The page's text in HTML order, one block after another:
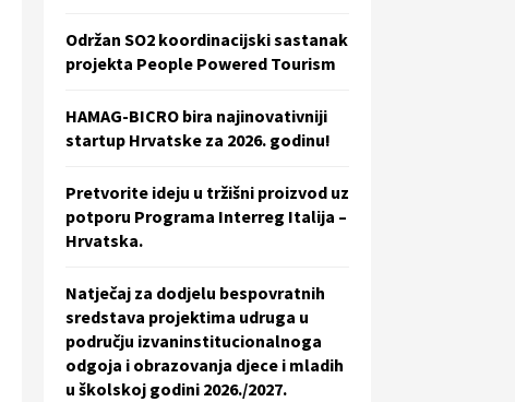
Održan SO2 koordinacijski sastanak
projekta People Powered Tourism
HAMAG-BICRO bira najinovativniji
startup Hrvatske za 2026. godinu!
Pretvorite ideju u tržišni proizvod uz
potporu Programa Interreg Italija –
Hrvatska.
Natječaj za dodjelu bespovratnih
sredstava projektima udruga u
području izvaninstitucionalnoga
odgoja i obrazovanja djece i mladih
u školskoj godini 2026./2027.